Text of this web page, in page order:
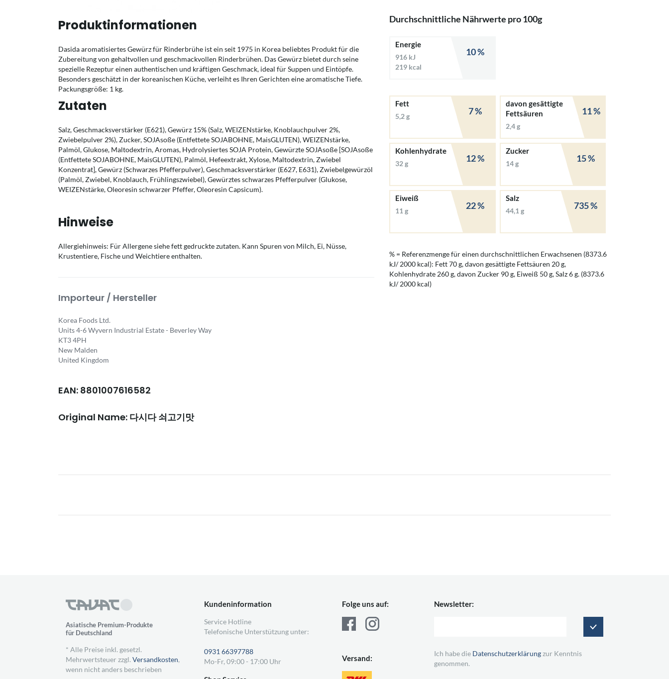
Produktinformationen
Dasida aromatisiertes Gewürz für Rinderbrühe ist ein seit 1975 in Korea beliebtes Produkt für die
Zubereitung von gehaltvollen und geschmackvollen Rinderbrühen. Das Gewürz bietet durch seine
spezielle Rezeptur einen authentischen und kräftigen Geschmack, ideal für Suppen und Eintöpfe.
Besonders geschätzt in der koreanischen Küche, verleiht es Ihren Gerichten eine aromatische Tiefe.
Packungsgröße: 1 kg.
Zutaten
Salz, Geschmacksverstärker (E621), Gewürz 15% (Salz, WEIZENstärke, Knoblauchpulver 2%,
Zwiebelpulver 2%), Zucker, SOJAsoße (Entfettete SOJABOHNE, MaisGLUTEN), WEIZENstärke,
Palmöl, Glukose, Maltodextrin, Aromas, Hydrolysiertes SOJA Protein, Gewürzte SOJAsoße [SOJAsoße
(Entfettete SOJABOHNE, MaisGLUTEN), Palmöl, Hefeextrakt, Xylose, Maltodextrin, Zwiebel
Konzentrat], Gewürz (Schwarzes Pfefferpulver), Geschmacksverstärker (E627, E631), Zwiebelgewürzöl
(Palmöl, Zwiebel, Knoblauch, Frühlingszwiebel), Gewürztes schwarzes Pfefferpulver (Glukose,
WEIZENstärke, Oleoresin schwarzer Pfeffer, Oleoresin Capsicum).
Hinweise
Allergiehinweis: Für Allergene siehe fett gedruckte zutaten. Kann Spuren von Milch, Ei, Nüsse,
Krustentiere, Fische und Weichtiere enthalten.
Importeur / Hersteller
Korea Foods Ltd.
Units 4-6 Wyvern Industrial Estate - Beverley Way
KT3 4PH
New Malden
United Kingdom
EAN: 8801007616582
Original Name: 다시다 쇠고기맛
Durchschnittliche Nährwerte pro 100g
Energie
916 kJ
219 kcal
10 %
Fett
5,2 g 7 %
davon gesättigte
Fettsäuren
2,4 g
11 %
Kohlenhydrate
32 g 12 %
Zucker
14 g 15 %
Eiweiß
11 g 22 %
Salz
44,1 g 735 %
% = Referenzmenge für einen durchschnittlichen Erwachsenen (8373.6
kJ/ 2000 kcal): Fett 70 g, davon gesättigte Fettsäuren 20 g,
Kohlenhydrate 260 g, davon Zucker 90 g, Eiweiß 50 g, Salz 6 g. (8373.6
kJ/ 2000 kcal)
Asiatische Premium-Produkte
für Deutschland
* Alle Preise inkl. gesetzl.
Mehrwertsteuer zzgl. Versandkosten,
wenn nicht anders beschrieben
Kundeninformation
Service Hotline
Telefonische Unterstützung unter:
0931 66397788
Mo-Fr, 09:00 - 17:00 Uhr
Folge uns auf:
Versand:
Newsletter:
Ich habe die Datenschutzerklärungzur Kenntnis
genommen.